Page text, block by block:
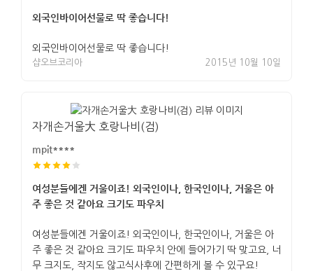
외국인바이어선물로 딱 좋습니다!
외국인바이어선물로 딱 좋습니다!
샵오브코리아 2015년 10월 10일
자개손거울大 호랑나비(검)
mpit****
여성분들에겐 거울이죠! 외국인이나, 한국인이나, 거울은 아
주 좋은 것 같아요 크기도 파우치
여성분들에겐 거울이죠! 외국인이나, 한국인이나, 거울은 아
주 좋은 것 같아요 크기도 파우치 안에 들어가기 딱 맞고요, 너
무 크지도, 작지도 않고식사후에 간편하게 볼 수 있구요!